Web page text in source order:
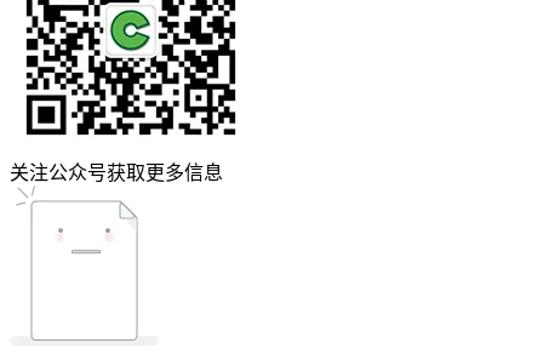
关注公众号获取更多信息